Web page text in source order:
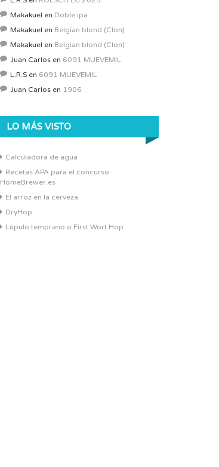
Makakuel en Doble ipa
Makakuel en Belgian blond (Clon)
Makakuel en Belgian blond (Clon)
Juan Carlos en 6091 MUEVEMIL
L.R.S en 6091 MUEVEMIL
Juan Carlos en 1906
LO MÁS VISTO
Calculadora de agua
Recetas APA para el concurso
HomeBrewer.es
El arroz en la cerveza
DryHop
Lúpulo temprano o First Wort Hop